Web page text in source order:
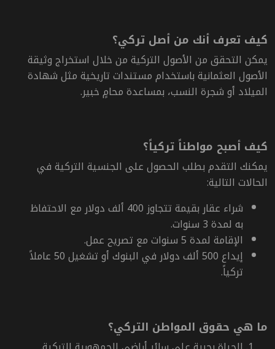
كيف تعرف أنك من أصل تركي؟
يمكن التحقق من الأصول التركية من خلال استخراج وثيقة
الأصول العثمانية باستخدام مستندات تاريخية مثل شهادة
الميلاد أو شجرة النسب، بمساعدة محامٍ خبير.
كيف أصبح مواطناً تركياً؟
يمكنك التقدم بطلب الحصول على الجنسية التركية في
الحالات التالية:
شراء عقار بقيمة تتجاوز 400 ألف دولار مع الاحتفاظ
به لمدة 3 سنوات.
الإقامة لمدة 5 سنوات مع تصريح عمل.
إيداع 500 ألف دولار في البنوك أو تشغيل 50 عاملاً
تركياً.
ما هي حقوق المواطن التركي؟